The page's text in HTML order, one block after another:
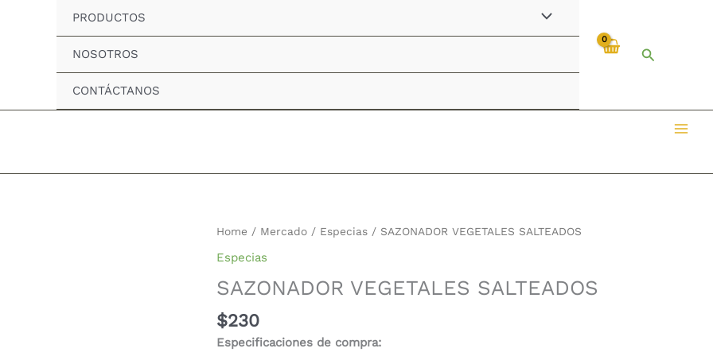
PRODUCTOS
NOSOTROS
CONTÁCTANOS
Buscar
Home / Mercado / Especias / SAZONADOR VEGETALES SALTEADOS
Especias
SAZONADOR VEGETALES SALTEADOS
$230
Especificaciones de compra:
SAZONADOR
VEGETALES
SALTEADOS
quantity